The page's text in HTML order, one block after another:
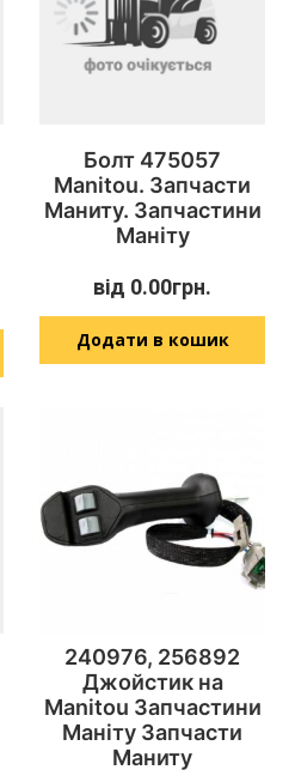
Болт 475057
Manitou. Запчасти
Маниту. Запчастини
Маніту
від 0.00грн.
Додати в кошик
240976, 256892
Джойстик на
Manitou Запчастини
Маніту Запчасти
Маниту